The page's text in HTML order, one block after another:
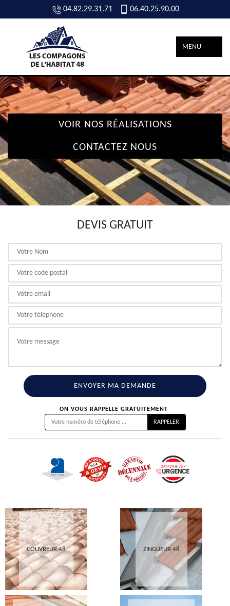
04.82.29.31.71 06.40.25.90.00
MENU
VOIR NOS RÉALISATIONS
CONTACTEZ NOUS
DEVIS GRATUIT
ON VOUS RAPPELLE GRATUITEMENT
COUVREUR 48 ZINGUEUR 48